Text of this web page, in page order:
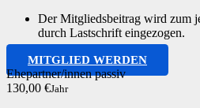
Der Mitgliedsbeitrag wird zum
durch Lastschrift eingezogen.
MITGLIED WERDEN
Ehepartner/innen passiv
130,00 €Jahr